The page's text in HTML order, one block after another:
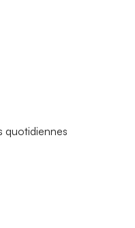
quotidiennes